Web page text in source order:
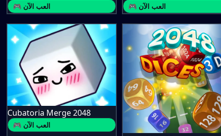
🎮 العب الآن 🎮 العب الآن
Cubatoria Merge 2048
🎮 العب الآن